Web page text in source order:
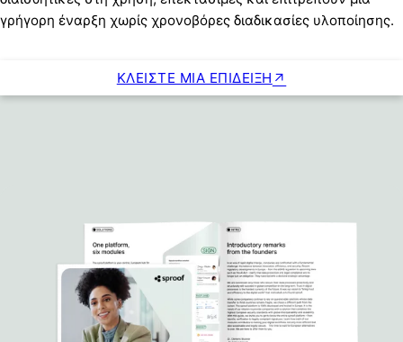
γρήγορη έναρξη χωρίς χρονοβόρες διαδικασίες υλοποίησης.
ΚΛΕΊΣΤΕ ΜΙΑ ΕΠΊΔΕΙΞΗ